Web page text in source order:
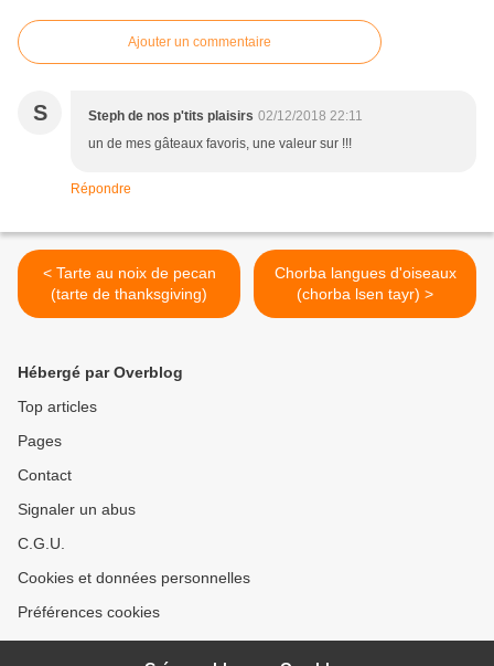
Ajouter un commentaire
S Steph de nos p'tits plaisirs 02/12/2018 22:11
un de mes gâteaux favoris, une valeur sur !!!
Répondre
< Tarte au noix de pecan
(tarte de thanksgiving)
Chorba langues d'oiseaux
(chorba lsen tayr) >
Hébergé par Overblog
Top articles
Pages
Contact
Signaler un abus
C.G.U.
Cookies et données personnelles
Préférences cookies